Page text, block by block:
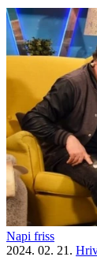
Napi friss
2024. 02. 21.